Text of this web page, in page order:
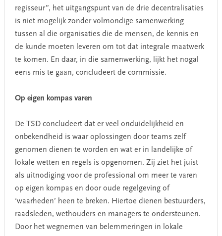
regisseur”, het uitgangspunt van de drie decentralisaties
is niet mogelijk zonder volmondige samenwerking
tussen al die organisaties die de mensen, de kennis en
de kunde moeten leveren om tot dat integrale maatwerk
te komen. En daar, in die samenwerking, lijkt het nogal
eens mis te gaan, concludeert de commissie.
Op eigen kompas varen
De TSD concludeert dat er veel onduidelijkheid en
onbekendheid is waar oplossingen door teams zelf
genomen dienen te worden en wat er in landelijke of
lokale wetten en regels is opgenomen. Zij ziet het juist
als uitnodiging voor de professional om meer te varen
op eigen kompas en door oude regelgeving of
‘waarheden’ heen te breken. Hiertoe dienen bestuurders,
raadsleden, wethouders en managers te ondersteunen.
Door het wegnemen van belemmeringen in lokale